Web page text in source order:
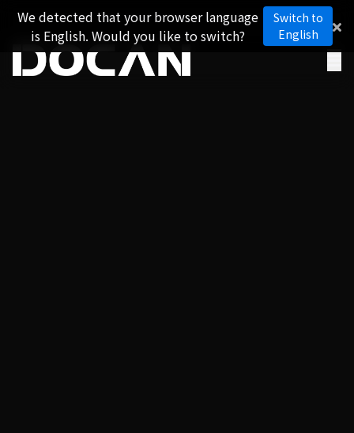
We detected that your browser language
is English. Would you like to switch?
Switch to
English